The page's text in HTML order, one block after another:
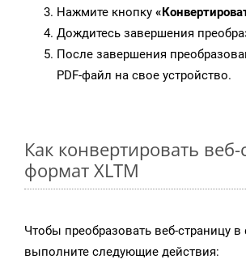
Нажмите кнопку
Дождитесь завершения
После завершения
PDF-файл на свое устройство.
Как конвертировать
формат XLTM
Чтобы преобразовать веб-страницу в
выполните следующие действия: